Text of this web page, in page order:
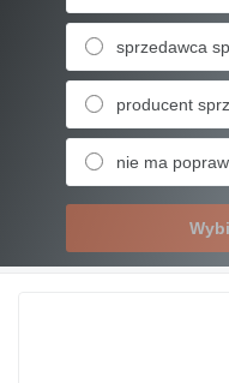
sprzedawca
producent
nie ma